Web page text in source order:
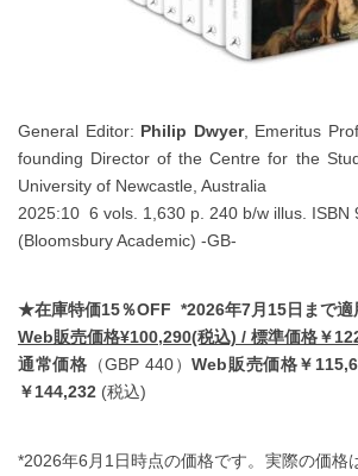
General Editor: Philip Dwyer, Emeritus
founding Director of the Centre for the
University of Newcastle, Australia
2025:10 6 vols. 1,630 p. 240 b/w illus. ISBN
(Bloomsbury Academic) -GB-
★在庫特価15％OFF *2026年7月15日まで適
Web販売価格¥100,290(税込) / 標準価格￥
通常価格 （GBP 440）Web販売価格￥
￥144,232 (税込)
*2026年6月1日時点の価格です。実際の価格